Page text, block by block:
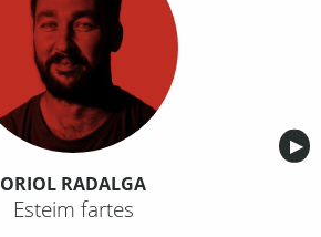
▶︎
ORIOL RADALGA
Esteim fartes